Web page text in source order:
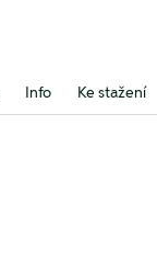
Info Ke stažení